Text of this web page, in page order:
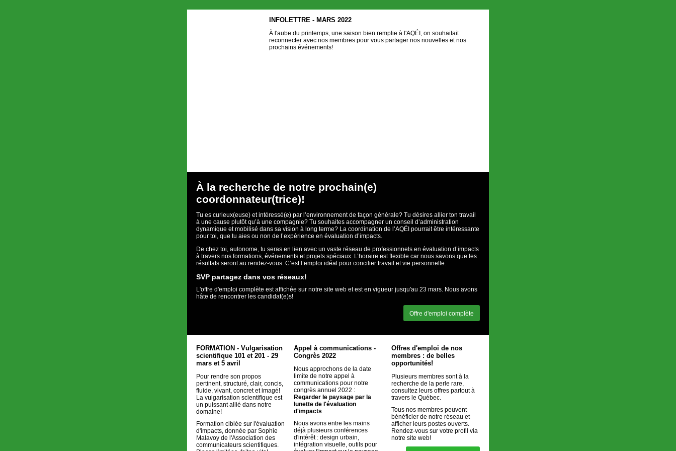
INFOLETTRE - MARS 2022
À l'aube du printemps, une saison bien remplie à l'AQÉI, on souhaitait
reconnecter avec nos membres pour vous partager nos nouvelles et nos
prochains événements!
À la recherche de notre prochain(e)
coordonnateur(trice)!
Tu es curieux(euse) et intéressé(e) par l’environnement de façon générale? Tu désires allier ton travail
à une cause plutôt qu’à une compagnie? Tu souhaites accompagner un conseil d’administration
dynamique et mobilisé dans sa vision à long terme? La coordination de l’AQÉI pourrait être intéressante
pour toi, que tu aies ou non de l’expérience en évaluation d’impacts.
De chez toi, autonome, tu seras en lien avec un vaste réseau de professionnels en évaluation d’impacts
à travers nos formations, événements et projets spéciaux. L’horaire est flexible car nous savons que les
résultats seront au rendez-vous. C’est l’emploi idéal pour concilier travail et vie personnelle.
SVP partagez dans vos réseaux!
L'offre d'emploi complète est affichée sur notre site web et est en vigueur jusqu'au 23 mars. Nous avons
hâte de rencontrer les candidat(e)s!
Offre d'emploi complète
FORMATION - Vulgarisation
scientifique 101 et 201 - 29
mars et 5 avril
Pour rendre son propos
pertinent, structuré, clair, concis,
fluide, vivant, concret et imagé!
La vulgarisation scientifique est
un puissant allié dans notre
domaine!
Formation ciblée sur l'évaluation
d'impacts, donnée par Sophie
Malavoy de l'Association des
communicateurs scientifiques.
Appel à communications -
Congrès 2022
Nous approchons de la date
limite de notre appel à
communications pour notre
congrès annuel 2022 :
Regarder le paysage par la
lunette de l'évaluation
d'impacts.
Nous avons entre les mains
déjà plusieurs conférences
d'intérêt : design urbain,
intégration visuelle, outils pour
Offres d'emploi de nos
membres : de belles
opportunités!
Plusieurs membres sont à la
recherche de la perle rare,
consultez leurs offres partout à
travers le Québec.
Tous nos membres peuvent
bénéficier de notre réseau et
afficher leurs postes ouverts.
Rendez-vous sur votre profil via
notre site web!